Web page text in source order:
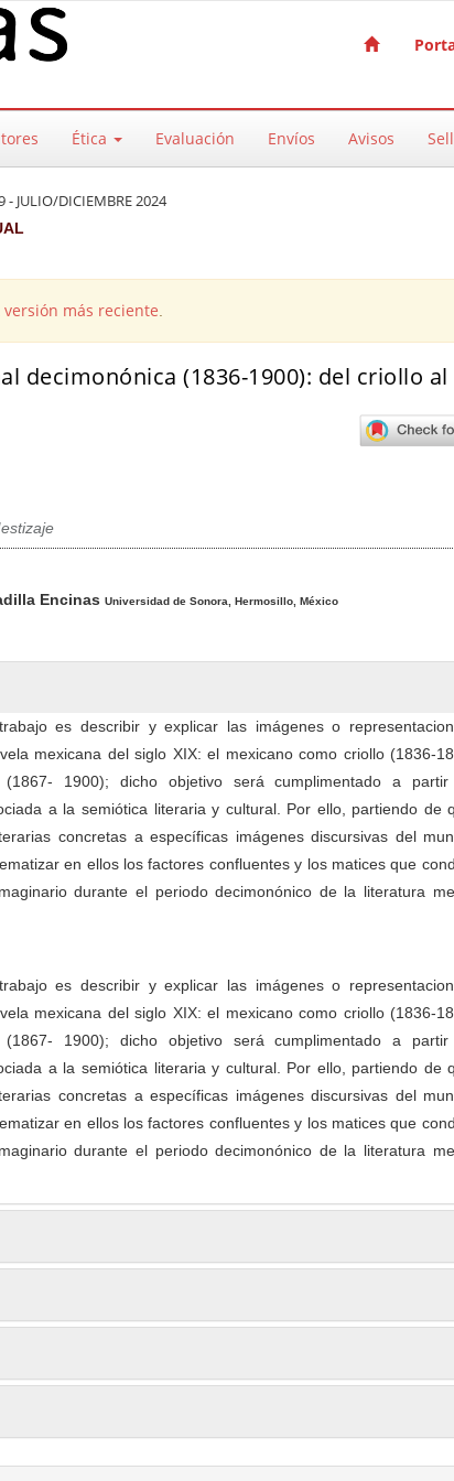
Ética Evaluación Envíos Avisos
- JULIO/DICIEMBRE 2024
versión más reciente
decimonónica (1836-1900): del criollo al
Encinas Universidad de Sonora, Hermosillo, México
es describir y explicar las imágenes o
mexicana del siglo XIX: el mexicano como criollo (1836-
(1867- 1900); dicho objetivo será cumplimentado a
a la semiótica literaria y cultural. Por ello, partiendo de
concretas a específicas imágenes discursivas del
en ellos los factores confluentes y los matices que
durante el periodo decimonónico de la literatura
es describir y explicar las imágenes o
mexicana del siglo XIX: el mexicano como criollo (1836-
(1867- 1900); dicho objetivo será cumplimentado a
a la semiótica literaria y cultural. Por ello, partiendo de
concretas a específicas imágenes discursivas del
en ellos los factores confluentes y los matices que
durante el periodo decimonónico de la literatura